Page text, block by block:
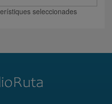
seleccionades